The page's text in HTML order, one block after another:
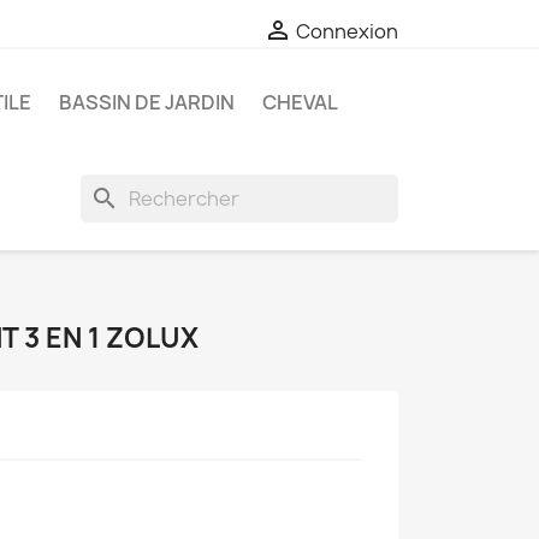
 Connexion
BASSIN DE JARDIN
CHEVAL
search
3 EN 1 ZOLUX